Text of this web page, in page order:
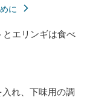
に
エリンギは食べ
れ、下味用の調